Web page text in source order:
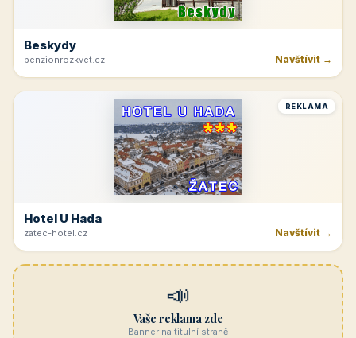
Beskydy
penzionrozkvet.cz Navštívit →
REKLAMA
Hotel U Hada
zatec-hotel.cz Navštívit →
📣
Vaše reklama zde
Banner na titulní straně